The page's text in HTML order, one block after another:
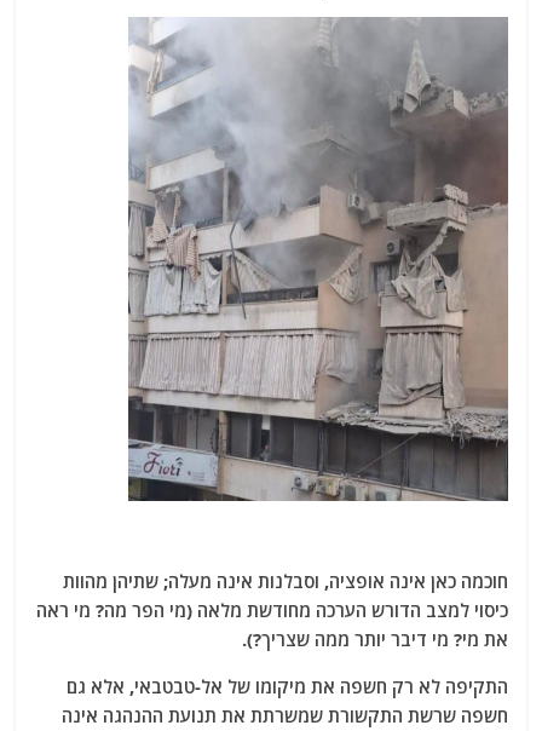
חוכמה כאן אינה אופציה, וסבלנות אינה מעלה; שתיהן מהוות
כיסוי למצב הדורש הערכה מחודשת מלאה (מי הפר מה? מי ראה
את מי? מי דיבר יותר ממה שצריך?).
התקיפה לא רק חשפה את מיקומו של אל-טבטבאי, אלא גם
חשפה שרשת התקשורת שמשרתת את תנועת ההנהגה אינה